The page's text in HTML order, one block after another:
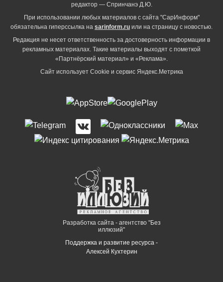
редактор — Спринчанэ Д.Ю.
При использовании любых материалов с сайта "СарИнформ"
обязательна гиперссылка на sarinform.ru или на страницу с новостью.
Редакция не несет ответственность за достоверность информации в
рекламных материалах. Такие материалы выходят с пометкой
«Партнёрский материал» и «Реклама».
Сайт использует Cookie и сервиc Яндекс.Метрика
Разработка сайта - агентство "Без
иллюзий"
Поддержка и развитие ресурса -
Алексей Кухтерин